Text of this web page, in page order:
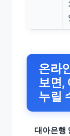
온라
보면,
누릴
대아은행